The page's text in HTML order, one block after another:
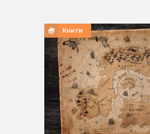
Книги